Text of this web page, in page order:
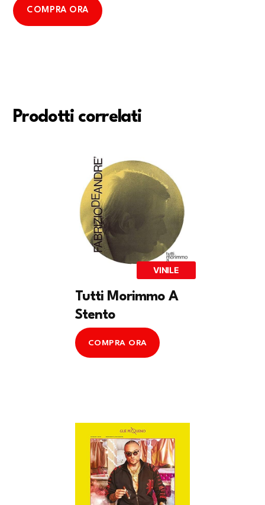
COMPRA ORA
Prodotti correlati
VINILE
Tutti Morimmo A
Stento
COMPRA ORA